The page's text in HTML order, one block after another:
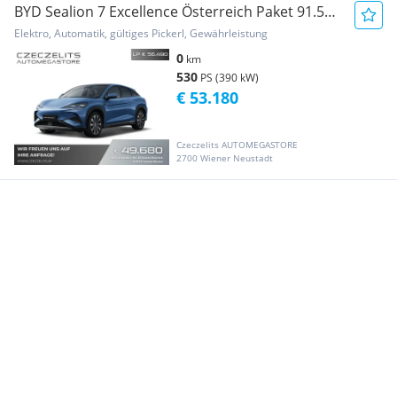
BYD Sealion 7 Excellence Österreich Paket 91.5
kWh ...
Elektro, Automatik, gültiges Pickerl, Gewährleistung
0 km
530 PS (390 kW)
Czeczelits AUTOMEGASTORE
2700 Wiener Neustadt
€ 53.180